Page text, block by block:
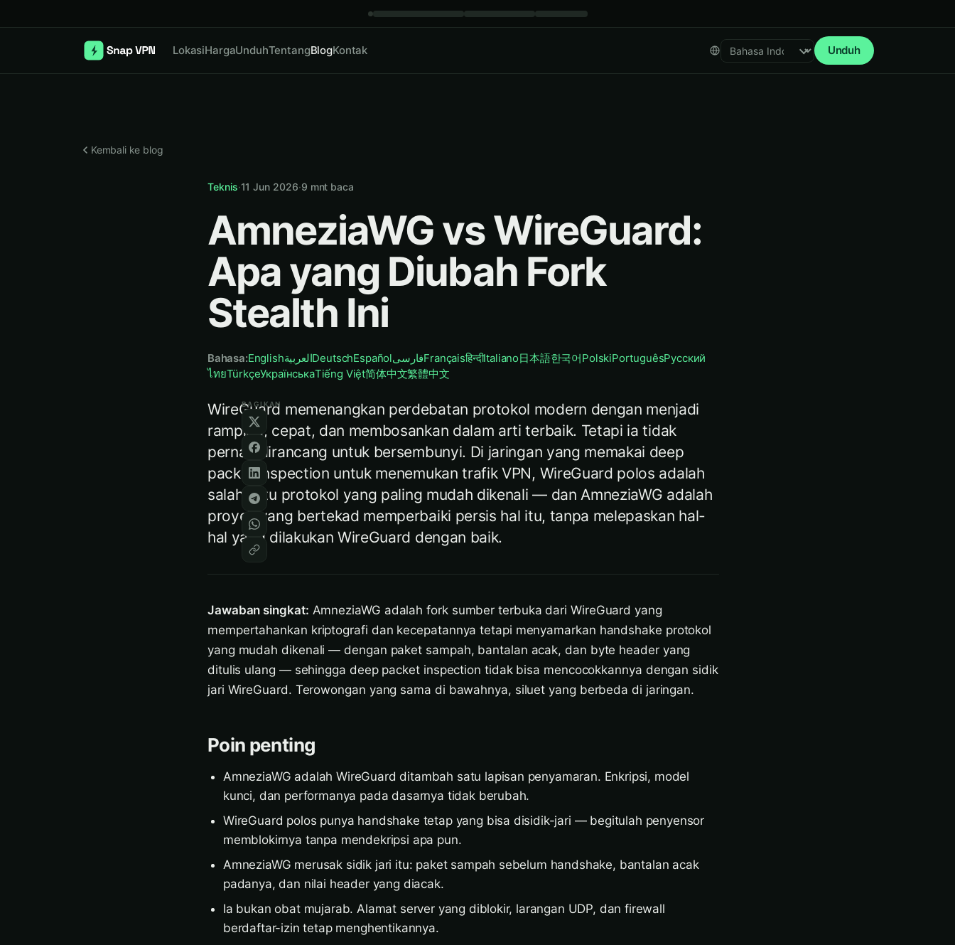
LokasiHargaUnduhTentangBlogKontak
Select language
Unduh
Kembali ke blog
Teknis·11 Jun 2026·9 mnt baca
AmneziaWG vs WireGuard:
Apa yang Diubah Fork
Stealth Ini
Bahasa:EnglishالعربيةDeutschEspañolفارسیFrançaisहिन्दीItaliano日本語한국어PolskiPortuguêsРусский
ไทยTürkçeУкраїнськаTiếng Việt简体中文繁體中文
WireGuard memenangkan perdebatan protokol modern dengan menjadi
ramping, cepat, dan membosankan dalam arti terbaik. Tetapi ia tidak
pernah dirancang untuk bersembunyi. Di jaringan yang memakai deep
packet inspection untuk menemukan trafik VPN, WireGuard polos adalah
salah satu protokol yang paling mudah dikenali — dan AmneziaWG adalah
proyek yang bertekad memperbaiki persis hal itu, tanpa melepaskan hal-
hal yang dilakukan WireGuard dengan baik.
Jawaban singkat: AmneziaWG adalah fork sumber terbuka dari WireGuard yang
mempertahankan kriptografi dan kecepatannya tetapi menyamarkan handshake protokol
yang mudah dikenali — dengan paket sampah, bantalan acak, dan byte header yang
ditulis ulang — sehingga deep packet inspection tidak bisa mencocokkannya dengan sidik
jari WireGuard. Terowongan yang sama di bawahnya, siluet yang berbeda di jaringan.
Poin penting
AmneziaWG adalah WireGuard ditambah satu lapisan penyamaran. Enkripsi, model
kunci, dan performanya pada dasarnya tidak berubah.
WireGuard polos punya handshake tetap yang bisa disidik-jari — begitulah penyensor
memblokirnya tanpa mendekripsi apa pun.
AmneziaWG merusak sidik jari itu: paket sampah sebelum handshake, bantalan acak
padanya, dan nilai header yang diacak.
Ia bukan obat mujarab. Alamat server yang diblokir, larangan UDP, dan firewall
berdaftar-izin tetap menghentikannya.
BAGIKAN